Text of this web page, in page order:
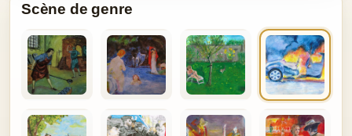
Scène de genre